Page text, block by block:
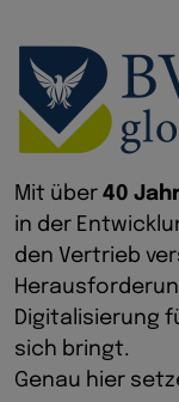
Mit über 40
in der
den Vertrieb
Digitalisierung
sich bringt.
Genau hier